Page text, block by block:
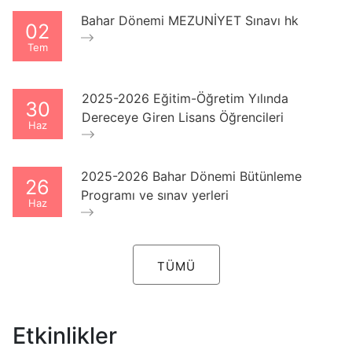
02
Tem
Bahar Dönemi MEZUNİYET Sınavı hk
30
Haz
2025-2026 Eğitim-Öğretim Yılında
Dereceye Giren Lisans Öğrencileri
26
Haz
2025-2026 Bahar Dönemi Bütünleme
Programı ve sınav yerleri
TÜMÜ
Etkinlikler